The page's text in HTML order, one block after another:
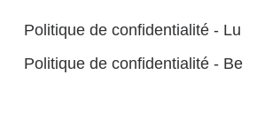
Politique de confidentialité - Lu
Politique de confidentialité - Be